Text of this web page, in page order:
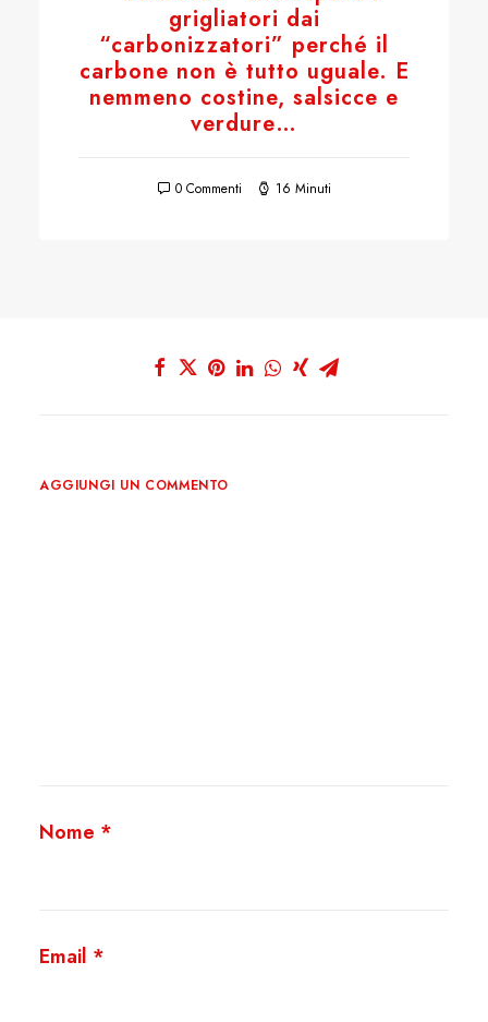
grigliatori dai
“carbonizzatori” perché il
carbone non è tutto uguale. E
nemmeno costine, salsicce e
verdure…
0 Commenti 16 Minuti
AGGIUNGI UN COMMENTO
Nome *
Email *